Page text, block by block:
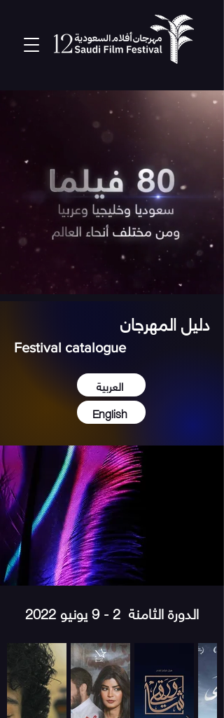
دليل المهرجان
Festival catalogue
العربية
English
الدورة الثامنة 2 - 9 يونيو 2022